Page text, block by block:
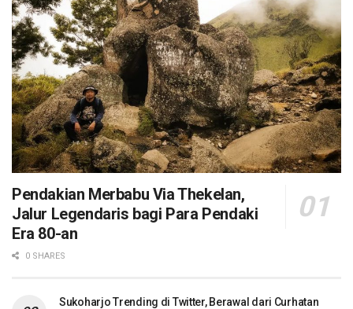
Pendakian Merbabu Via Thekelan,
Jalur Legendaris bagi Para Pendaki
Era 80-an
0 SHARES
Sukoharjo Trending di Twitter, Berawal dari Curhatan